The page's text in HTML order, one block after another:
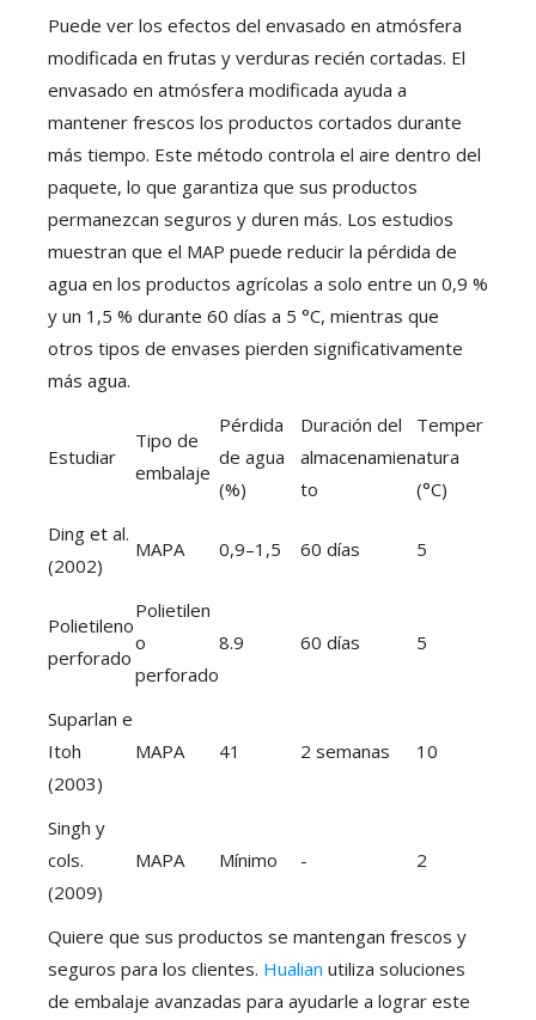
Puede ver los efectos del envasado en atmósfera
modificada en frutas y verduras recién cortadas. El
envasado en atmósfera modificada ayuda a
mantener frescos los productos cortados durante
más tiempo. Este método controla el aire dentro del
paquete, lo que garantiza que sus productos
permanezcan seguros y duren más. Los estudios
muestran que el MAP puede reducir la pérdida de
agua en los productos agrícolas a solo entre un 0,9 %
y un 1,5 % durante 60 días a 5 °C, mientras que
otros tipos de envases pierden significativamente
más agua.
Estudiar
Tipo de
embalaje
Pérdida
de agua
(%)
Duración del
almacenamien
to
Temper
atura
(°C)
Ding et al.
(2002)
MAPA 0,9–1,5 60 días 5
Polietileno
perforado
Polietilen
o
perforado
8.9 60 días 5
Suparlan e
Itoh
(2003)
MAPA 41 2 semanas 10
Singh y
cols.
(2009)
MAPA Mínimo - 2
Quiere que sus productos se mantengan frescos y
seguros para los clientes. Hualian utiliza soluciones
de embalaje avanzadas para ayudarle a lograr este